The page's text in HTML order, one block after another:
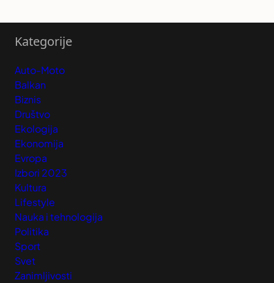
Kategorije
Auto-Moto
Balkan
Biznis
Društvo
Ekologija
Ekonomija
Evropa
Izbori 2023
Kultura
Lifestyle
Nauka i tehnologija
Politika
Sport
Svet
Zanimljivosti